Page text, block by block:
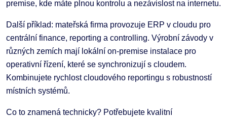
premise, kde máte plnou kontrolu a nezávislost na internetu.
Další příklad: mateřská firma provozuje ERP v cloudu pro
centrální finance, reporting a controlling. Výrobní závody v
různých zemích mají lokální on-premise instalace pro
operativní řízení, které se synchronizují s cloudem.
Kombinujete rychlost cloudového reportingu s robustností
místních systémů.
Co to znamená technicky? Potřebujete kvalitní